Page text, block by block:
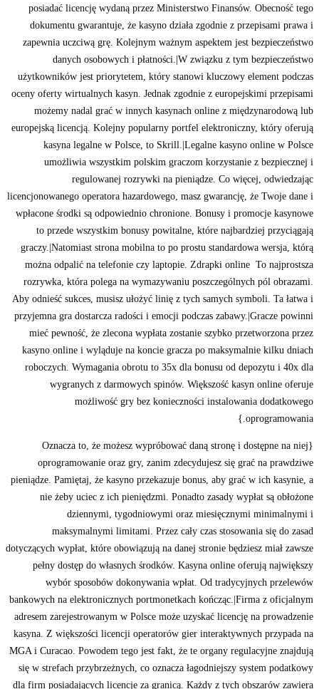
posiadać licencję wydaną przez Ministerstwo Finansów. Obecność tego
dokumentu gwarantuje, że kasyno działa zgodnie z przepisami prawa i
zapewnia uczciwą grę. Kolejnym ważnym aspektem jest bezpieczeństwo
danych osobowych i płatności.|W związku z tym bezpieczeństwo
użytkowników jest priorytetem, który stanowi kluczowy element podczas
oceny oferty wirtualnych kasyn. Jednak zgodnie z europejskimi przepisami
możemy nadal grać w innych kasynach online z międzynarodową lub
europejską licencją. Kolejny popularny portfel elektroniczny, który oferują
kasyna legalne w Polsce, to Skrill.|Legalne kasyno online w Polsce
umożliwia wszystkim polskim graczom korzystanie z bezpiecznej i
regulowanej rozrywki na pieniądze. Co więcej, odwiedzając
licencjonowanego operatora hazardowego, masz gwarancję, że Twoje dane i
wpłacone środki są odpowiednio chronione. Bonusy i promocje kasynowe
to przede wszystkim bonusy powitalne, które najbardziej przyciągają
graczy.|Natomiast strona mobilna to po prostu standardowa wersja, którą
można odpalić na telefonie czy laptopie. Zdrapki online To najprostsza
rozrywka, która polega na wymazywaniu poszczególnych pól obrazami.
Aby odnieść sukces, musisz ułożyć linię z tych samych symboli. Ta łatwa i
przyjemna gra dostarcza radości i emocji podczas zabawy.|Gracze powinni
mieć pewność, że zlecona wypłata zostanie szybko przetworzona przez
kasyno online i wyląduje na koncie gracza po maksymalnie kilku dniach
roboczych. Wymagania obrotu to 35x dla bonusu od depozytu i 40x dla
wygranych z darmowych spinów. Większość kasyn online oferuje
możliwość gry bez konieczności instalowania dodatkowego
oprogramowania.}
{Oznacza to, że możesz wypróbować daną stronę i dostępne na niej
oprogramowanie oraz gry, zanim zdecydujesz się grać na prawdziwe
pieniądze. Pamiętaj, że kasyno przekazuje bonus, aby grać w ich kasynie, a
nie żeby uciec z ich pieniędzmi. Ponadto zasady wypłat są obłożone
dziennymi, tygodniowymi oraz miesięcznymi minimalnymi i
maksymalnymi limitami. Przez cały czas stosowania się do zasad
dotyczących wypłat, które obowiązują na danej stronie będziesz miał zawsze
pełny dostęp do własnych środków. Kasyna online oferują największy
wybór sposobów dokonywania wpłat. Od tradycyjnych przelewów
bankowych na elektronicznych portmonetkach kończąc.|Firma z oficjalnym
adresem zarejestrowanym w Polsce może uzyskać licencję na prowadzenie
kasyna. Z większości licencji operatorów gier interaktywnych przypada na
MGA i Curacao. Powodem tego jest fakt, że te organy regulacyjne znajdują
się w strefach przybrzeżnych, co oznacza łagodniejszy system podatkowy
dla firm posiadających licencje za granicą. Każdy z tych obszarów zawiera